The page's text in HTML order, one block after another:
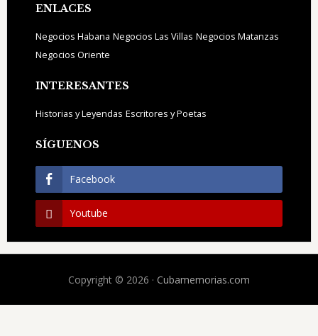
ENLACES
Negocios Habana Negocios Las Villas Negocios Matanzas
Negocios Oriente
INTERESANTES
Historias y Leyendas Escritores y Poetas
SÍGUENOS
Facebook
Youtube
Copyright © 2026 · Cubamemorias.com